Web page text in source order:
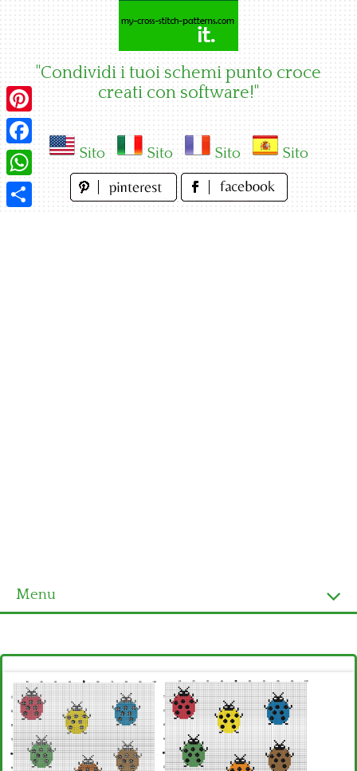
"Condividi i tuoi schemi punto croce
creati con software!"
Sito Sito Sito Sito
Menu
Ultimi schemi
Alfabeto
Bambini
Disney
Pinterest
Facebook
WhatsApp